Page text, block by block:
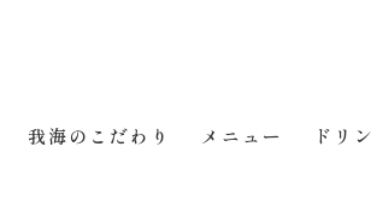
我海のこだわり メニュー ドリ